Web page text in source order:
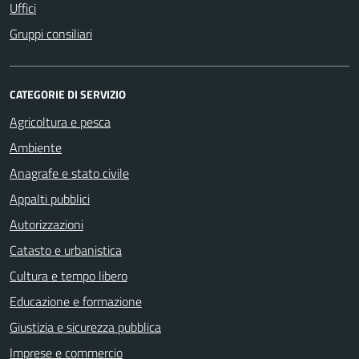
Uffici
Gruppi consiliari
CATEGORIE DI SERVIZIO
Agricoltura e pesca
Ambiente
Anagrafe e stato civile
Appalti pubblici
Autorizzazioni
Catasto e urbanistica
Cultura e tempo libero
Educazione e formazione
Giustizia e sicurezza pubblica
Imprese e commercio